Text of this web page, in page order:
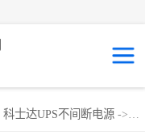
科士达UPS不间断电源 ->